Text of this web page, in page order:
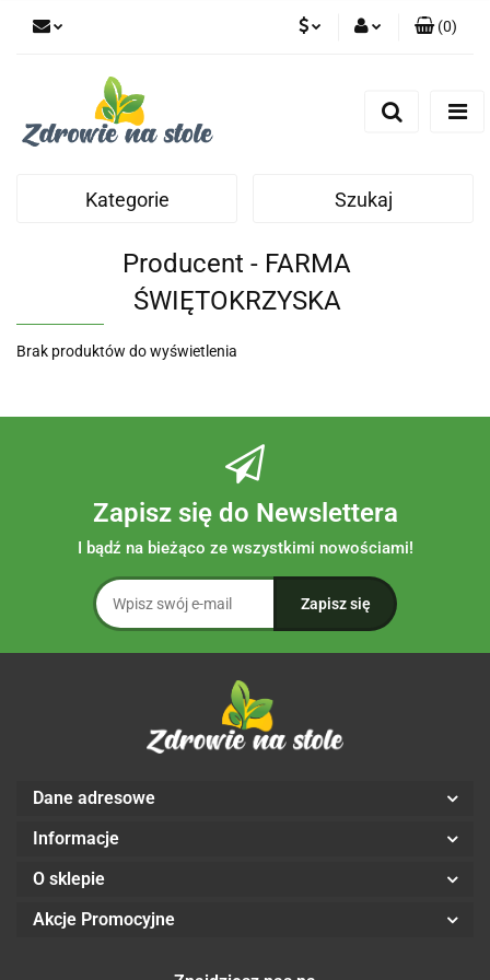
(0)
Kategorie Szukaj
Producent - FARMA
ŚWIĘTOKRZYSKA
Brak produktów do wyświetlenia
Zapisz się do Newslettera
I bądź na bieżąco ze wszystkimi nowościami!
Dane adresowe
Informacje
O sklepie
Akcje Promocyjne